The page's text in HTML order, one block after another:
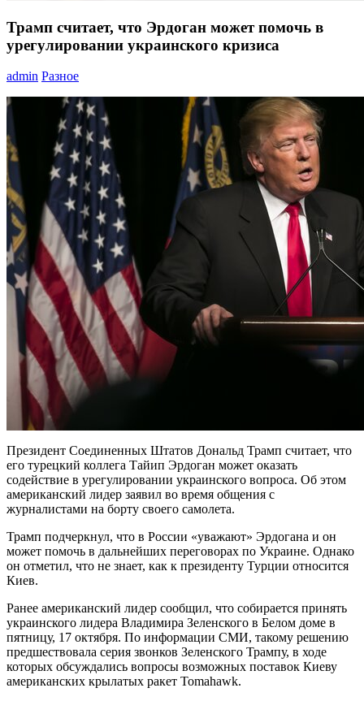
Трамп считает, что Эрдоган может помочь в
урегулировании украинского кризиса
admin Разное
Президент Соединенных Штатов Дональд Трамп считает, что
его турецкий коллега Тайип Эрдоган может оказать
содействие в урегулировании украинского вопроса. Об этом
американский лидер заявил во время общения с
журналистами на борту своего самолета.
Трамп подчеркнул, что в России «уважают» Эрдогана и он
может помочь в дальнейших переговорах по Украине. Однако
он отметил, что не знает, как к президенту Турции относится
Киев.
Ранее американский лидер сообщил, что собирается принять
украинского лидера Владимира Зеленского в Белом доме в
пятницу, 17 октября. По информации СМИ, такому решению
предшествовала серия звонков Зеленского Трампу, в ходе
которых обсуждались вопросы возможных поставок Киеву
американских крылатых ракет Tomahawk.